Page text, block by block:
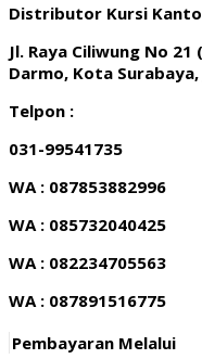
Distributor Kursi
Jl. Raya Ciliwung No
Darmo, Kota
Telpon :
031-99541735
WA : 087853882996
WA : 085732040425
WA : 082234705563
WA : 087891516775
Pembayaran Melalui